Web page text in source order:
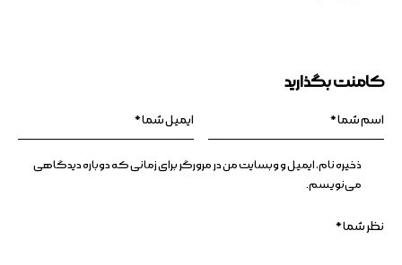
کامنت بگذارید
ذخیره نام، ایمیل و وبسایت من در مرورگر برای زمانی که دوباره دیدگاهی
می‌نویسم.